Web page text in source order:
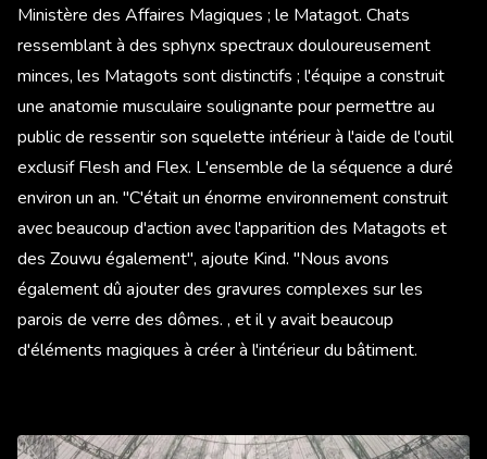
Ministère des Affaires Magiques ; le Matagot. Chats
ressemblant à des sphynx spectraux douloureusement
minces, les Matagots sont distinctifs ; l'équipe a construit
une anatomie musculaire soulignante pour permettre au
public de ressentir son squelette intérieur à l'aide de l'outil
exclusif Flesh and Flex. L'ensemble de la séquence a duré
environ un an. "C'était un énorme environnement construit
avec beaucoup d'action avec l'apparition des Matagots et
des Zouwu également", ajoute Kind. "Nous avons
également dû ajouter des gravures complexes sur les
parois de verre des dômes. , et il y avait beaucoup
d'éléments magiques à créer à l'intérieur du bâtiment.